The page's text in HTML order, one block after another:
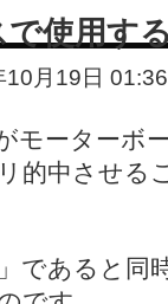
使用す
10月19日
モーターボ
的中させる
であると同